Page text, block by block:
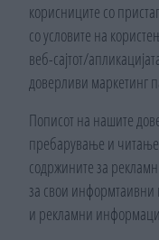
корисниците со
со условите на
веб-сајтот/
доверливи маркетинг
Пописот на нашите
пребарување и читање
содржините за
за свои информтаивни
и рекламни